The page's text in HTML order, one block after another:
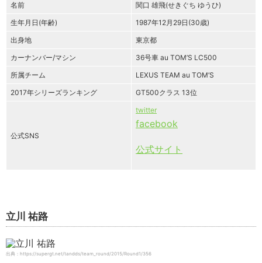
名前
関口 雄飛(せきぐち ゆうひ)
生年月日(年齢)
1987年12月29日(30歳)
出身地
東京都
カーナンバー/マシン
36号車 au TOM’S LC500
所属チーム
LEXUS TEAM au TOM’S
2017年シリーズランキング
GT500クラス 13位
公式SNS
twitter
facebook
公式サイト
立川 祐路
出典：https://supergt.net/tandds/team_round/2015/Round1/356